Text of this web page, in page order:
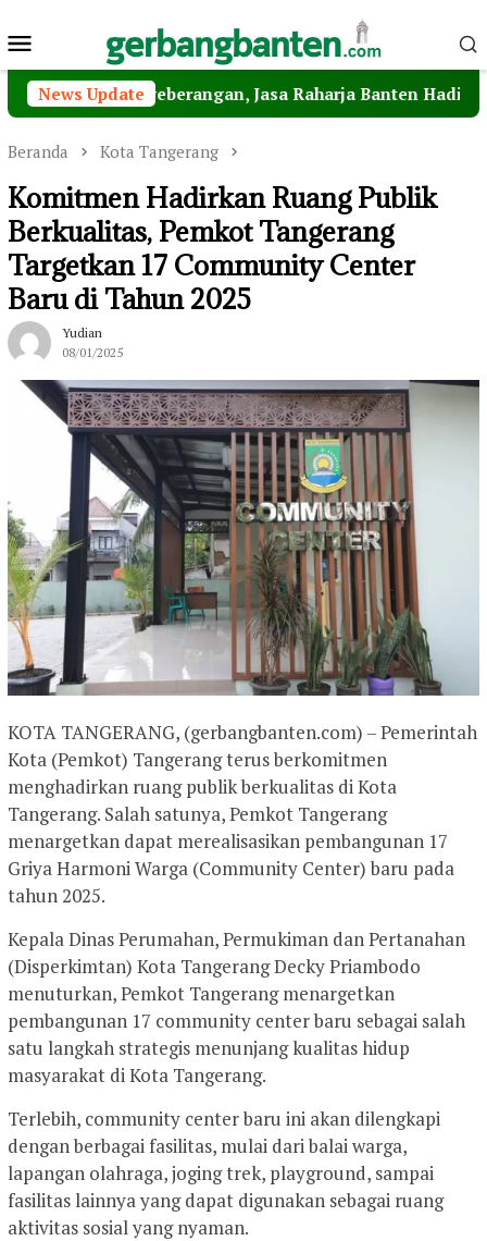
ke
Menu
Mobile
News Update
Penyeberangan, Jasa Raharja Banten Hadiri
Beranda Kota Tangerang
Komitmen Hadirkan Ruang Publik
Berkualitas, Pemkot Tangerang
Targetkan 17 Community Center
Baru di Tahun 2025
Yudian
08/01/2025
KOTA TANGERANG, (gerbangbanten.com) – Pemerintah
Kota (Pemkot) Tangerang terus berkomitmen
menghadirkan ruang publik berkualitas di Kota
Tangerang. Salah satunya, Pemkot Tangerang
menargetkan dapat merealisasikan pembangunan 17
Griya Harmoni Warga (Community Center) baru pada
tahun 2025.
Kepala Dinas Perumahan, Permukiman dan Pertanahan
(Disperkimtan) Kota Tangerang Decky Priambodo
menuturkan, Pemkot Tangerang menargetkan
pembangunan 17 community center baru sebagai salah
satu langkah strategis menunjang kualitas hidup
masyarakat di Kota Tangerang.
Terlebih, community center baru ini akan dilengkapi
dengan berbagai fasilitas, mulai dari balai warga,
lapangan olahraga, joging trek, playground, sampai
fasilitas lainnya yang dapat digunakan sebagai ruang
aktivitas sosial yang nyaman.